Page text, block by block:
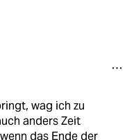
wag ich zu
anders Zeit
das Ende der